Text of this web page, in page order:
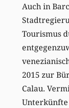
Auch in
Tourismus
2015 zur
Calau.